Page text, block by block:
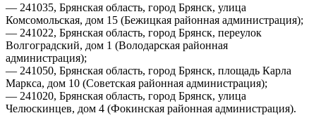
— 241035, Брянская область, город Брянск, улица
Комсомольская, дом 15 (Бежицкая районная администрация);
— 241022, Брянская область, город Брянск, переулок
Волгоградский, дом 1 (Володарская районная
администрация);
— 241050, Брянская область, город Брянск, площадь Карла
Маркса, дом 10 (Советская районная администрация);
— 241020, Брянская область, город Брянск, улица
Челюскинцев, дом 4 (Фокинская районная администрация).